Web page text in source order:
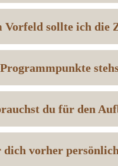
Vorfeld sollte ich die
du für den
vorher